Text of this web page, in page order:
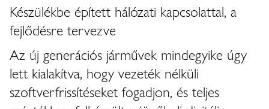
Készülékbe épített hálózati kapcsolattal, a
fejlődésre tervezve
Az új generációs járművek mindegyike úgy
lett kialakítva, hogy vezeték nélküli
szoftverfrissítéseket fogadjon, és teljes